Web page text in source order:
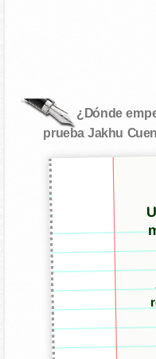
¿Dónde
prueba Jakhu